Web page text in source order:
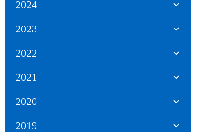
2024
2023
2022
2021
2020
2019